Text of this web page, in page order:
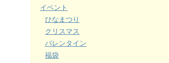
イベント
ひなまつり
クリスマス
バレンタイン
福袋